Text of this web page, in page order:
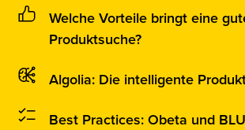
Welche Vorteile bringt eine
Produktsuche?
Algolia: Die intelligente
Best Practices: Obeta und